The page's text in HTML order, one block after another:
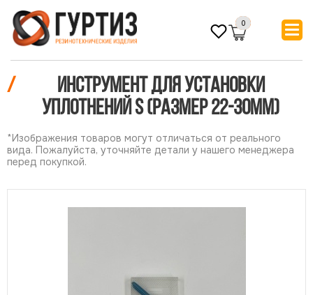
0
/
Инструмент для установки
уплотнений S (размер 22-30мм)
*Изображения товаров могут отличаться от реального
вида. Пожалуйста, уточняйте детали у нашего менеджера
перед покупкой.